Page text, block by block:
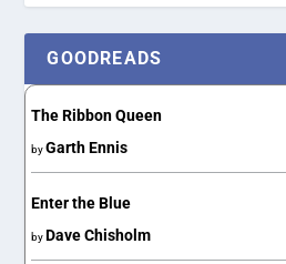
GOODREADS
The Ribbon Queen
byGarth Ennis
Enter the Blue
by Dave Chisholm